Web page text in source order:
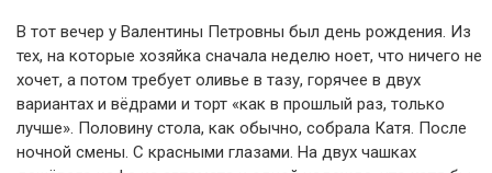
В тот вечер у Валентины Петровны был день рождения. Из
тех, на которые хозяйка сначала неделю ноет, что ничего не
хочет, а потом требует оливье в тазу, горячее в двух
вариантах и вёдрами и торт «как в прошлый раз, только
лучше». Половину стола, как обычно, собрала Катя. После
ночной смены. С красными глазами. На двух чашках